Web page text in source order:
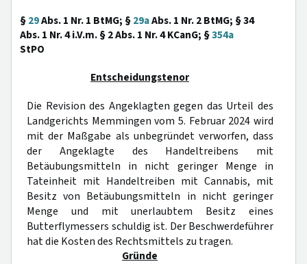
§29Abs. 1 Nr. 1 BtMG; §29aAbs. 1 Nr. 2 BtMG; § 34
Abs. 1 Nr. 4 i.V.m. § 2 Abs. 1 Nr. 4 KCanG; §354a
StPO
Entscheidungstenor
Die Revision des Angeklagten gegen das Urteil des
Landgerichts Memmingen vom 5. Februar 2024 wird
mit der Maßgabe als unbegründet verworfen, dass
der Angeklagte des Handeltreibens mit
Betäubungsmitteln in nicht geringer Menge in
Tateinheit mit Handeltreiben mit Cannabis, mit
Besitz von Betäubungsmitteln in nicht geringer
Menge und mit unerlaubtem Besitz eines
Butterflymessers schuldig ist. Der Beschwerdeführer
hat die Kosten des Rechtsmittels zu tragen.
Gründe